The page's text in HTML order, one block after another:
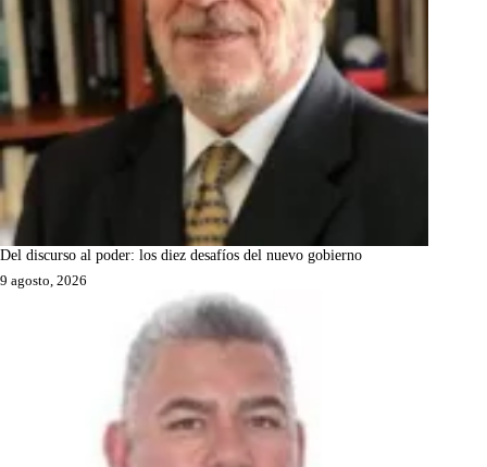
Del discurso al poder: los diez desafíos del nuevo gobierno
9 agosto, 2026